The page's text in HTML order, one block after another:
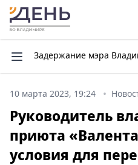
Задержание мэра
10 марта 2023, 19:24
Руководитель
приюта
условия для